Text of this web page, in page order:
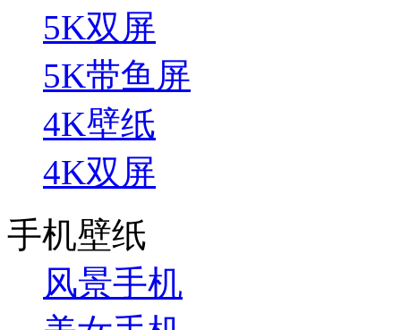
5K双屏
5K带鱼屏
4K壁纸
4K双屏
手机壁纸
风景手机